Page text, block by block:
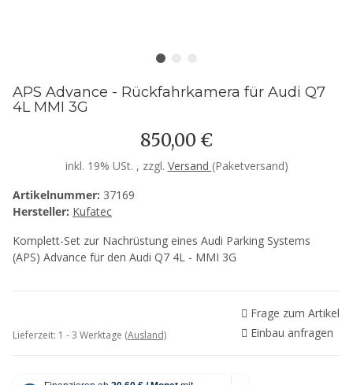
APS Advance - Rückfahrkamera für Audi Q7
4L MMI 3G
850,00 €
inkl. 19% USt. , zzgl. Versand (Paketversand)
Artikelnummer: 37169
Hersteller: Kufatec
Komplett-Set zur Nachrüstung eines Audi Parking Systems
(APS) Advance für den Audi Q7 4L - MMI 3G
Lieferzeit: 1 - 3 Werktage (Ausland)
Frage zum Artikel
Einbau anfragen